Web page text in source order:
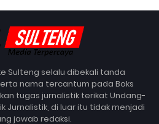
Sulteng selalu dibekali tanda
nama tercantum pada Boks
tugas jurnalistik terikat Undang-
Jurnalistik, di luar itu tidak menjadi
jawab redaksi.